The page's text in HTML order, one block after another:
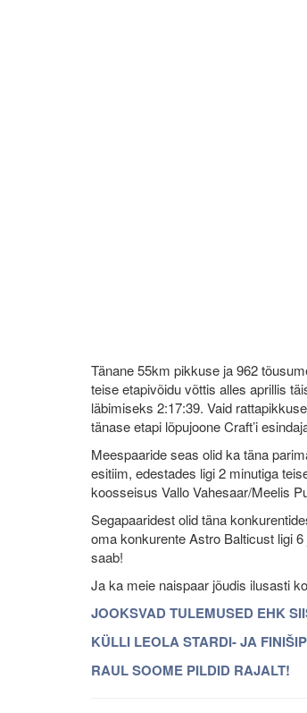
Tänane 55km pikkuse ja 962
teise etapivõidu võttis alles aprillis
läbimiseks 2:17:39. Vaid
tänase etapi lõpujoone Craft’i
Meespaaride seas olid ka täna
esitiim, edestades ligi 2 minutiga
koosseisus Vallo Vahesaar/Meelis
Segapaaridest olid täna
oma konkurente Astro Balticust ligi
saab!
Ja ka meie naispaar jõudis ilusasti
JOOKSVAD TULEMUSED EHK
KÜLLI LEOLA STARDI- JA
RAUL SOOME PILDID RAJALT!